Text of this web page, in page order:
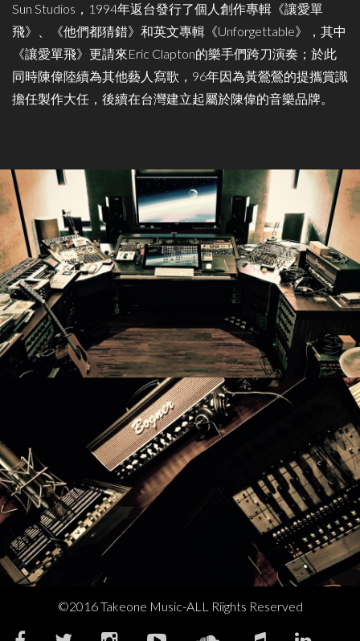
Sun Studios，1994年返台發行了個人創作專輯《讓愛單
飛》、《他們都猜錯》和英文專輯《Unforgettable》，其中
《讓愛單飛》更請來Eric Clapton的樂手們跨刀演奏；於此
同時陳偉陸續為其他藝人寫歌，96年因為黃鶯鶯的提攜賞識
擔任製作大任，後續在台灣建立起屬於陳偉的音樂品牌。
©2016 Takeone Music-ALL Riights Reserved